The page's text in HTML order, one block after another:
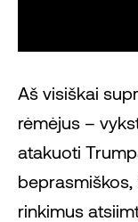
Aš visiškai
rėmėjus –
atakuoti
rinkimus